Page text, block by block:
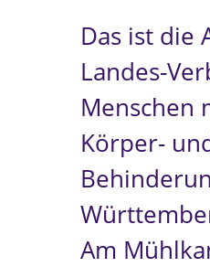
Das ist die
Landes-
Menschen
Körper-
Am